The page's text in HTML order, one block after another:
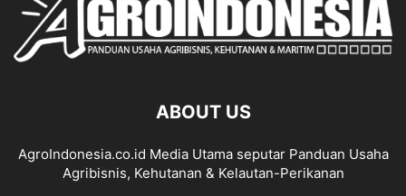
ABOUT US
AgroIndonesia.co.id Media Utama seputar Panduan Usaha
Agribisnis, Kehutanan & Kelautan-Perikanan